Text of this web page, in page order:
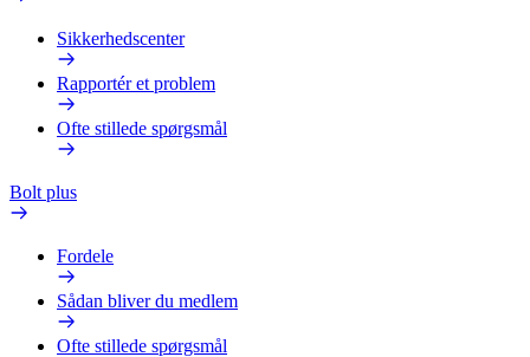
Sikkerhedscenter
Rapportér et problem
Ofte stillede spørgsmål
Bolt plus
Fordele
Sådan bliver du medlem
Ofte stillede spørgsmål